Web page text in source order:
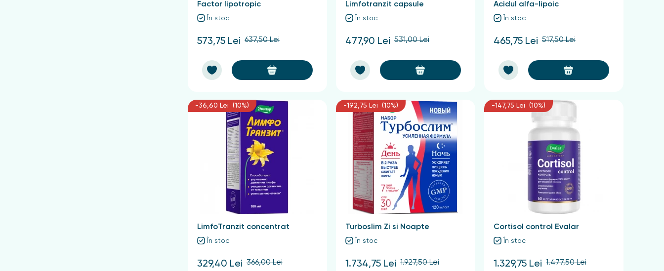
Factor lipotropic
În stoc
573,75 Lei 637,50 Lei
Limfotranzit capsule
În stoc
477,90 Lei 531,00 Lei
Acidul alfa-lipoic
În stoc
465,75 Lei 517,50 Lei
-36,60 Lei (10%)
LimfoTranzit concentrat
În stoc
329,40 Lei 366,00 Lei
-192,75 Lei (10%)
Turboslim Zi si Noapte
În stoc
1.734,75 Lei 1.927,50 Lei
-147,75 Lei (10%)
Cortisol control Evalar
În stoc
1.329,75 Lei 1.477,50 Lei